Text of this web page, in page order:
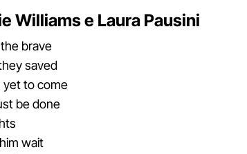
Williams e Laura Pausini
brave
saved
yet to come
be done
wait